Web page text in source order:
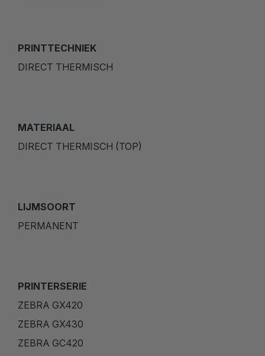
PRINTTECHNIEK
DIRECT THERMISCH
MATERIAAL
DIRECT THERMISCH (TOP)
LIJMSOORT
PERMANENT
PRINTERSERIE
ZEBRA GX420
ZEBRA GX430
ZEBRA GC420